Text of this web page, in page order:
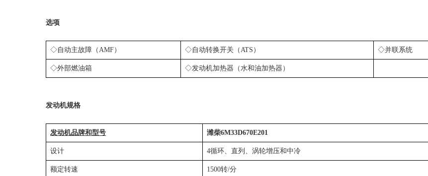
选项
◇自动主故障（AMF） ◇自动转换开关（ATS） ◇并联系统
◇外部燃油箱 ◇发动机加热器（水和油加热器）
发动机规格
发动机品牌和型号 潍柴6M33D670E201
设计 4循环、直列、涡轮增压和中冷
额定转速 1500转/分